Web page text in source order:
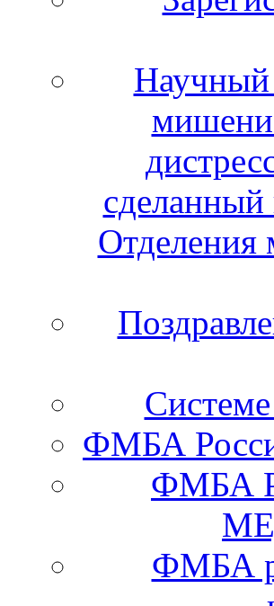
Научный
мишени
сделанный
Отделения
ФМБА
ФМБА
ФМБА